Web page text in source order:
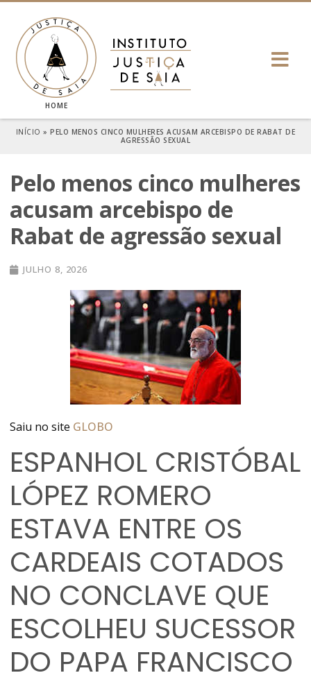
HOME
INÍCIO »PELO MENOS CINCO MULHERES ACUSAM ARCEBISPO DE RABAT DE
AGRESSÃO SEXUAL
Pelo menos cinco mulheres
acusam arcebispo de
Rabat de agressão sexual
JULHO 8, 2026
Saiu no site GLOBO
ESPANHOL CRISTÓBAL
LÓPEZ ROMERO
ESTAVA ENTRE OS
CARDEAIS COTADOS
NO CONCLAVE QUE
ESCOLHEU SUCESSOR
DO PAPA FRANCISCO